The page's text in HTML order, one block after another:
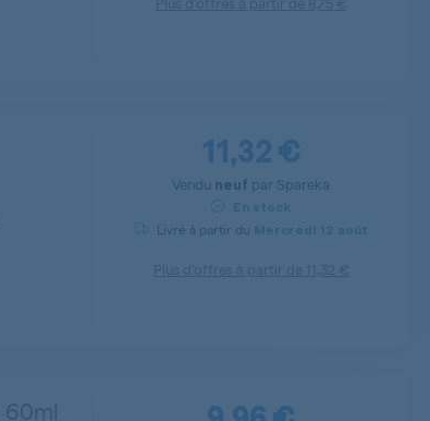
11,32 €
Vendu neuf par Spareka
En stock
Livré à partir du Mercredi 12 août